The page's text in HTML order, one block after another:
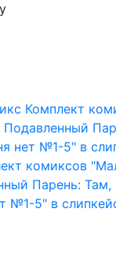
комиксов
Парень: Там,
№1-5" в